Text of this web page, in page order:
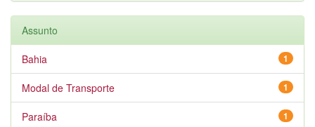
Assunto
1
Bahia
1
Modal de Transporte
1
Paraíba